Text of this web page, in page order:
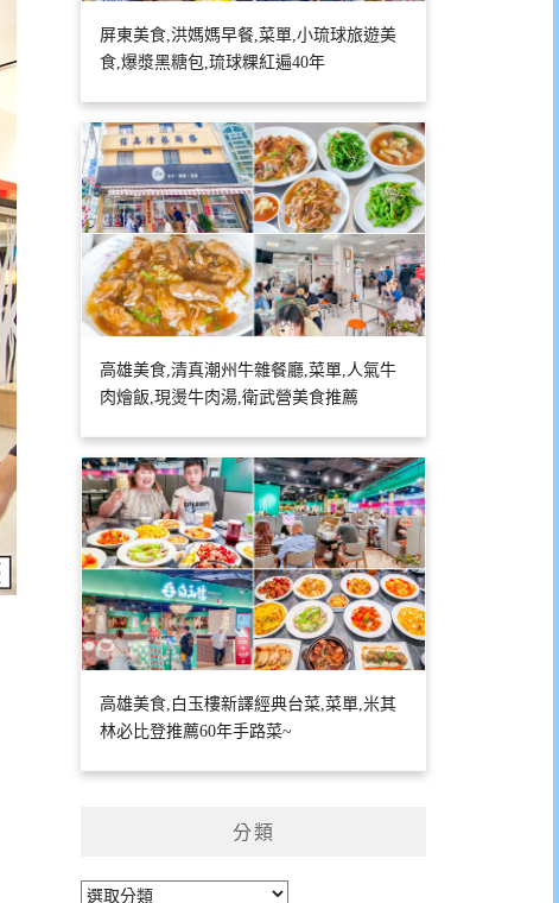
屏東美食,洪媽媽早餐,菜單,小琉球旅遊美
食,爆漿黑糖包,琉球粿紅遍40年
高雄美食,清真潮州牛雜餐廳,菜單,人氣牛
肉燴飯,現燙牛肉湯,衛武營美食推薦
高雄美食,白玉樓新譯經典台菜,菜單,米其
林必比登推薦60年手路菜~
分類
分